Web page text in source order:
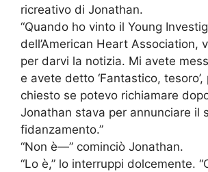
ricreativo di Jonathan.
“Quando ho vinto il Young
dell’American Heart Association,
per darvi la notizia. Mi avete
e avete detto ‘Fantastico,
chiesto se potevo richiamare
Jonathan stava per annunciare il
fidanzamento.”
“Non è—” cominciò Jonathan.
“Lo è,” lo interruppi dolcemente.